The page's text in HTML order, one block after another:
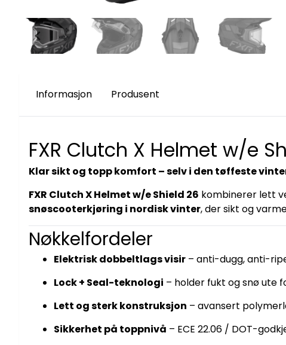
Informasjon Produsent
FXR Clutch X Helmet w/e
Klar sikt og topp komfort – selv i den tøffeste
FXR Clutch X Helmet w/e Shield 26 kombinerer lett
snøscooterkjøring i nordisk vinter, der sikt og
Nøkkelfordeler
Elektrisk dobbeltlags visir – anti-dugg, anti-
Lock + Seal-teknologi – holder fukt og snø ute
Lett og sterk konstruksjon – avansert
Sikkerhet på toppnivå – ECE 22.06 / DOT-